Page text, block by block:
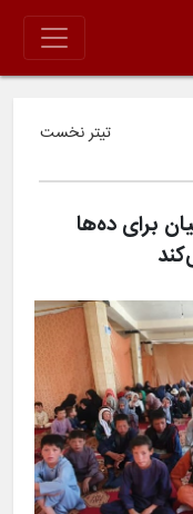
تیتر نخست
برای ده‌ها